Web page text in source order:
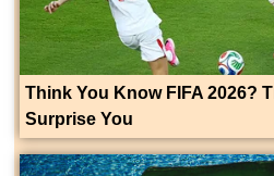
Think You Know FIFA 2026?
Surprise You